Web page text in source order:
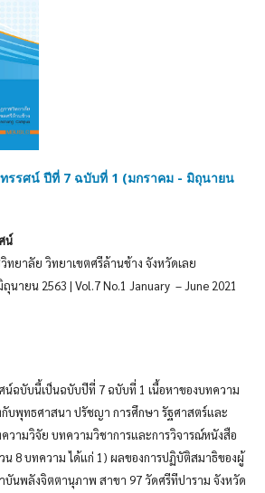
รรศน์ ปีที่ 7 ฉบับที่ 1 (มกราคม - มิถุนายน
น์
ยาลัย วิทยาเขตศรีล้านช้าง จังหวัดเลย
นายน 2563 | Vol.7 No.1 January – June 2021
น์ฉบับนี้เป็นฉบับปีที่ 7 ฉบับที่ 1 เนื้อหาของบทความ
กับพุทธศาสนา ปรัชญา การศึกษา รัฐศาสตร์และ
วามวิจัย บทความวิชาการและการวิจารณ์หนังสือ
8 บทความ ได้แก่ 1) ผลของการปฏิบัติสมาธิของผู้
บันพลังจิตตานุภาพ สาขา 97 วัดศรีทีปาราม จังหวัด